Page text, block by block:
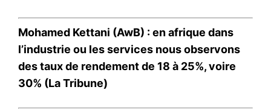
Mohamed Kettani (AwB) : en afrique dans
l’industrie ou les services nous observons
des taux de rendement de 18 à 25%, voire
30% (La Tribune)